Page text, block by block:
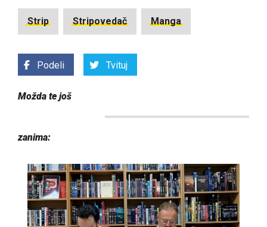
Strip Stripovedač Manga
Podeli Tvituj
Možda te još
zanima: